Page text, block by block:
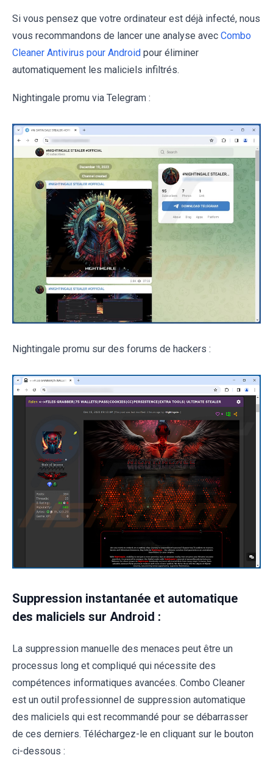
Si vous pensez que votre ordinateur est déjà infecté, nous
vous recommandons de lancer une analyse avec Combo
Cleaner Antivirus pour Android pour éliminer
automatiquement les maliciels infiltrés.
Nightingale promu via Telegram :
Nightingale promu sur des forums de hackers :
Suppression instantanée et automatique
des maliciels sur Android :
La suppression manuelle des menaces peut être un
processus long et compliqué qui nécessite des
compétences informatiques avancées. Combo Cleaner
est un outil professionnel de suppression automatique
des maliciels qui est recommandé pour se débarrasser
de ces derniers. Téléchargez-le en cliquant sur le bouton
ci-dessous :